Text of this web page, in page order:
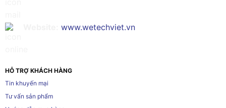
www.wetechviet.vn
HỖ TRỢ KHÁCH HÀNG
Tin khuyến mại
Tư vấn sản phẩm